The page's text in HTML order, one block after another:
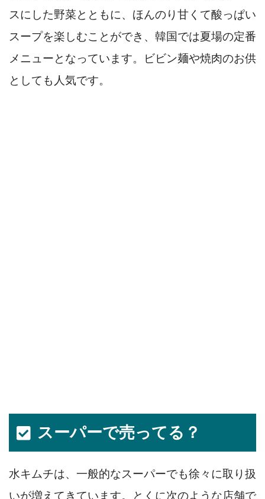
スにした野菜とともに、ほんのり甘くて酸っぱい
スープを楽しむことができ、韓国では夏場の定番
メニューとなっています。ビビン麺や焼肉のお供
としても人気です。
スーパーで売ってる？
水キムチは、一般的なスーパーでも徐々に取り扱
いが増えてきています。とくに次のような店舗で